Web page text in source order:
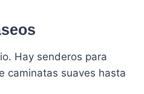
Hay senderos para
caminatas suaves hasta